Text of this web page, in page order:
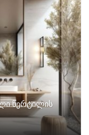
წერტილის